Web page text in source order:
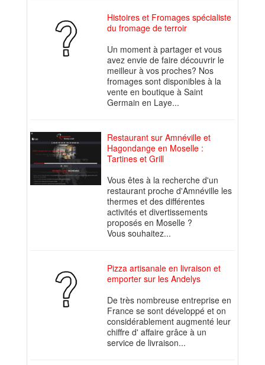
Histoires et Fromages spécialiste
du fromage de terroir
Un moment à partager et vous
avez envie de faire découvrir le
meilleur à vos proches? Nos
fromages sont disponibles à la
vente en boutique à Saint
Germain en Laye...
Restaurant sur Amnéville et
Hagondange en Moselle :
Tartines et Grill
Vous êtes à la recherche d'un
restaurant proche d'Amnéville les
thermes et des différentes
activités et divertissements
proposés en Moselle ?
Vous souhaitez...
Pizza artisanale en livraison et
emporter sur les Andelys
De très nombreuse entreprise en
France se sont développé et on
considérablement augmenté leur
chiffre d' affaire grâce à un
service de livraison...